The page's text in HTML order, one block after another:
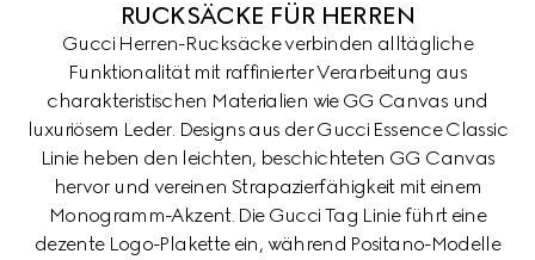
RUCKSÄCKE FÜR HERREN
Gucci Herren-Rucksäcke verbinden alltägliche
Funktionalität mit raffinierter Verarbeitung aus
charakteristischen Materialien wie GG Canvas und
luxuriösem Leder. Designs aus der Gucci Essence Classic
Linie heben den leichten, beschichteten GG Canvas
hervor und vereinen Strapazierfähigkeit mit einem
Monogramm-Akzent. Die Gucci Tag Linie führt eine
dezente Logo-Plakette ein, während Positano-Modelle